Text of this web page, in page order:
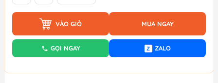
VÀO GIỎ MUA NGAY
GỌI NGAY Z ZALO